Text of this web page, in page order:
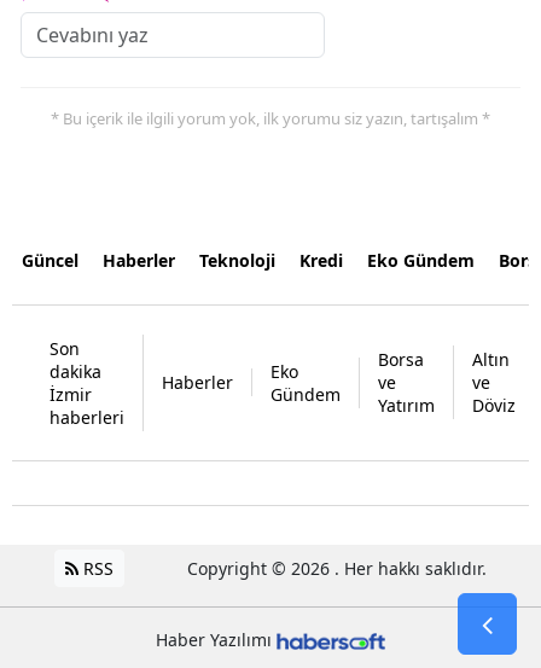
* Bu içerik ile ilgili yorum yok, ilk yorumu siz yazın, tartışalım *
Güncel Haberler Teknoloji Kredi Eko Gündem
Son
dakika
İzmir
haberleri
Haberler
Eko
Gündem
Borsa
ve
Yatırım
Altın
ve
Döviz
RSS Copyright © 2026 . Her hakkı saklıdır.
Haber Yazılımı